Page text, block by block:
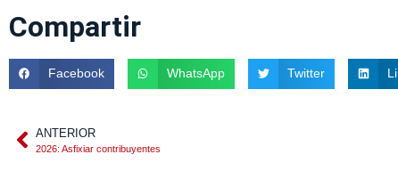
Compartir
Facebook WhatsApp Twitter
ANTERIOR
2026: Asfixiar contribuyentes